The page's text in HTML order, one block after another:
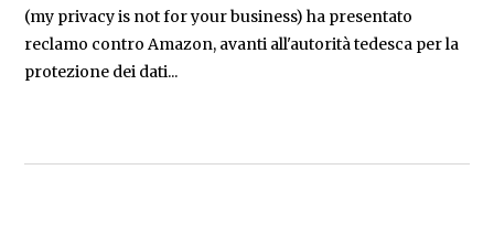
(my privacy is not for your business) ha presentato
reclamo contro Amazon, avanti all'autorità tedesca per la
protezione dei dati...